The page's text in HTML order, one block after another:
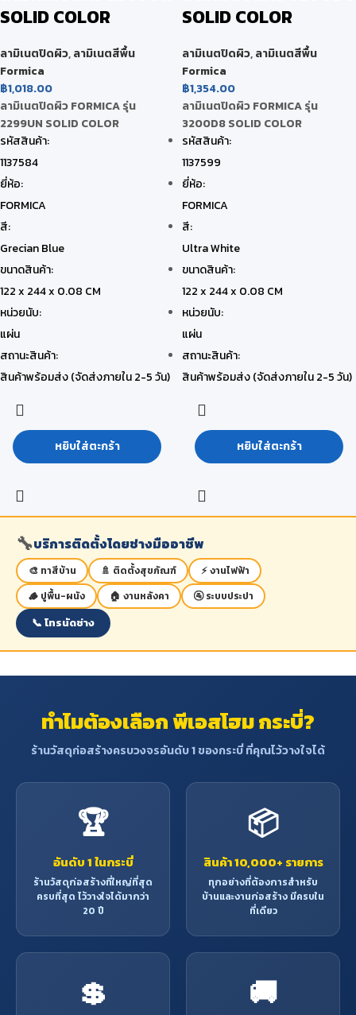
SOLID COLOR
ลามิเนตปิดผิว,ลามิเนตสีพื้น
Formica
฿1,018.00
ลามิเนตปิดผิว FORMICA รุ่น
2299UN SOLID COLOR
รหัสสินค้า:
1137584
ยี่ห้อ:
FORMICA
สี:
Grecian Blue
ขนาดสินค้า:
122 x 244 x 0.08 CM
หน่วยนับ:
แผ่น
สถานะสินค้า:
สินค้าพร้อมส่ง (จัดส่งภายใน 2-5 วัน)
หยิบใส่ตะกร้า
SOLID COLOR
ลามิเนตปิดผิว,ลามิเนตสีพื้น
Formica
฿1,354.00
ลามิเนตปิดผิว FORMICA รุ่น
3200D8 SOLID COLOR
รหัสสินค้า:
1137599
ยี่ห้อ:
FORMICA
สี:
Ultra White
ขนาดสินค้า:
122 x 244 x 0.08 CM
หน่วยนับ:
แผ่น
สถานะสินค้า:
สินค้าพร้อมส่ง (จัดส่งภายใน 2-5 วัน)
หยิบใส่ตะกร้า
🔧บริการติดตั้งโดยช่างมืออาชีพ
🎨 ทาสีบ้าน 🚿 ติดตั้งสุขภัณฑ์
⚡ งานไฟฟ้า
🪵 ปูพื้น-ผนัง
🏠 งานหลังคา 🚰 ระบบประปา
📞 โทรนัดช่าง
ทำไมต้องเลือก พีเอสโฮม กระบี่?
ร้านวัสดุก่อสร้างครบวงจรอันดับ 1 ของกระบี่ ที่คุณไว้วางใจได้
🏆
อันดับ 1 ในกระบี่
ร้านวัสดุก่อสร้างที่ใหญ่ที่สุด
ครบที่สุด ไว้วางใจได้มากว่า
20 ปี
📦
สินค้า 10,000+ รายการ
ทุกอย่างที่ต้องการสำหรับ
บ้านและงานก่อสร้าง มีครบใน
ที่เดียว
💲 🚚